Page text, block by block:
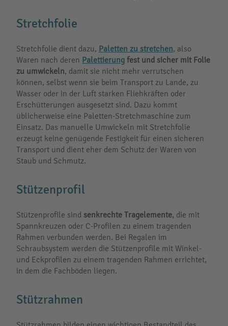
Stretchfolie
Stretchfolie dient dazu, Paletten zu stretchen, also
Waren nach deren Palettierung fest und sicher mit Folie
zu umwickeln, damit sie nicht mehr verrutschen
können, selbst wenn sie beim Transport zu Lande, zu
Wasser oder in der Luft starken Fliehkräften oder
Erschütterungen ausgesetzt sind. Dazu kommt
üblicherweise eine Paletten-Stretchmaschine zum
Einsatz. Das manuelle Umwickeln mit Stretchfolie
erzeugt keine genügende Festigkeit für einen sicheren
Transport und dient eher dem Schutz der Waren von
Staub und Schmutz.
Stützenprofil
Stützenprofile sind senkrechte Tragelemente, die mit
Spannkreuzen oder C-Profilen zu einem tragenden
Rahmen verbunden werden. Bei Regalen im
Schraubsystem werden die Stützenprofile mit Winkel-
und Eckprofilen zu einem tragenden Rahmen errichtet,
in dem die Fachböden liegen.
Stützrahmen